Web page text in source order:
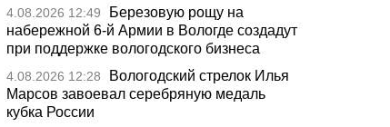
4.08.2026 12:49
Березовую рощу на
набережной 6-й Армии в Вологде создадут
при поддержке вологодского бизнеса
4.08.2026 12:28
Вологодский стрелок Илья
Марсов завоевал серебряную медаль
кубка России